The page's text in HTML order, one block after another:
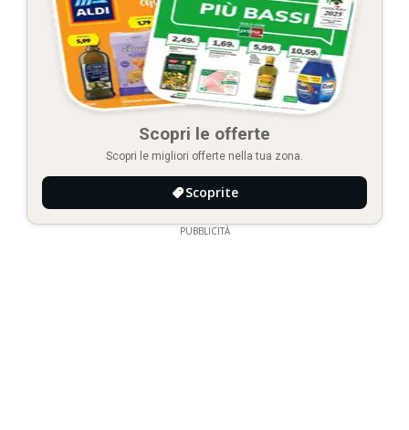
Scopri le offerte
Scopri le migliori offerte nella tua zona.
Scoprite
PUBBLICITÀ